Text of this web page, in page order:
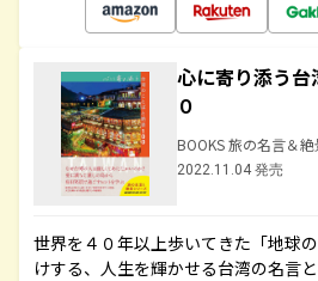
心に寄り添う台
０
BOOKS 旅の名言＆絶
2022.11.04 発売
世界を４０年以上歩いてきた「地球
けする、人生を輝かせる台湾の名言